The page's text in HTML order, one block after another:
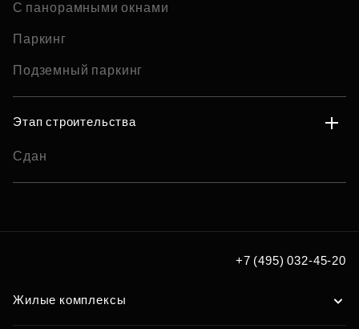
С панорамными окнами
Паркинг
Подземный паркинг
Этап строительства
Сдан
+7 (495) 032-45-20
Жилые комплексы